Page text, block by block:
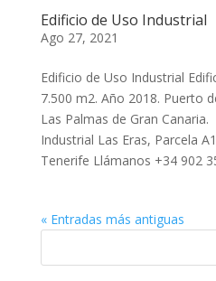
Edificio de Uso Industrial
Ago 27, 2021
Edificio de Uso Industrial
7.500 m2. Año 2018. Puerto
Las Palmas de Gran
Industrial Las Eras, Parcela
Tenerife Llámanos +34 902
« Entradas más antiguas